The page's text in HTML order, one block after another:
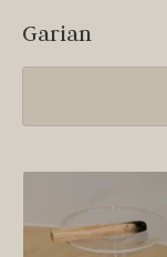
Garian